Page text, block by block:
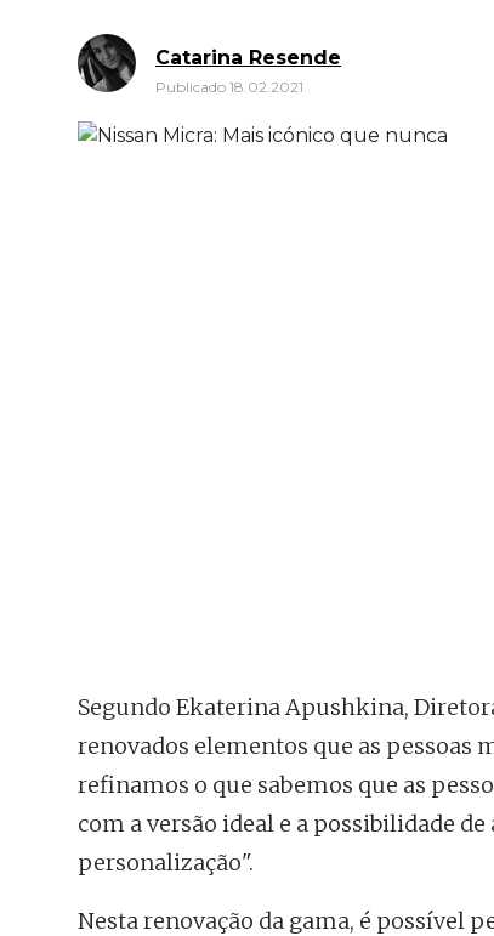
Catarina Resende
Publicado 18.02.2021
Segundo Ekaterina Apushkina,
renovados elementos que as pessoas
refinamos o que sabemos que as
com a versão ideal e a possibilidade
personalização".
Nesta renovação da gama, é possível